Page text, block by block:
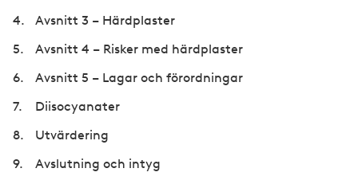
Avsnitt 3 – Härdplaster
Avsnitt 4 – Risker med härdplaster
Avsnitt 5 – Lagar och förordningar
Diisocyanater
Utvärdering
Avslutning och intyg